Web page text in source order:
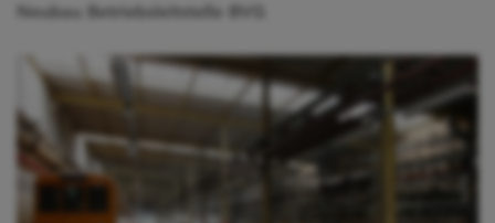
Neubau Betriebsleitstelle BVG